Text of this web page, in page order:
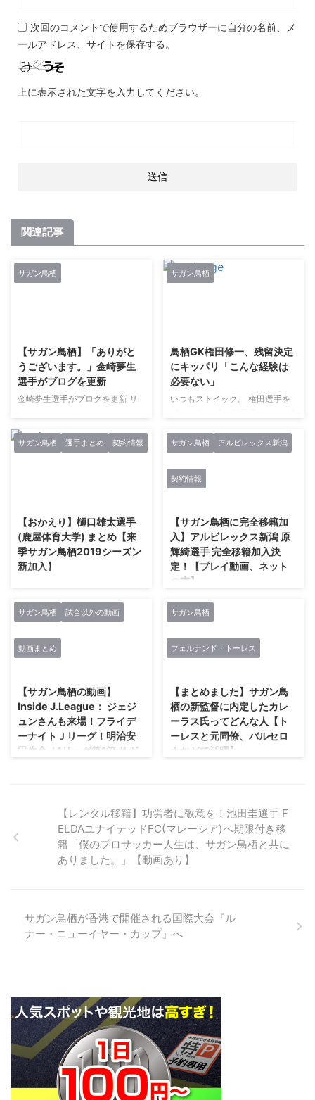
次回のコメントで使用するためブラウザーに自分の名前、メ
ールアドレス、サイトを保存する。
上に表示された文字を入力してください。
関連記事
サガン鳥栖
【サガン鳥栖】「ありがと
うございます。」金崎夢生
選手がブログを更新
金崎夢生選手がブログを更新 サ
ちは。 金崎夢生選手のブログが
更新されています。 今回のタイ
トルは、「ありがとうございま
りがとうございます。」
https://lineblog.me/kanazakimu/
archives/1982352.html
サガン鳥栖
鳥栖GK権田修一、残留決定
にキッパリ「こんな経験は
必要ない」
いつもストイック。 権田選手を
節 鹿島0-0鳥栖 カシマ] 勝ち点
41に5チームが並んだ薄氷の残留
劇。自身にとって9年ぶりのフル
タイム出場を果たしたサガン鳥栖
な経験は全く必要ないです」。試
合後、サポーターからはひときわ
大きな拍手と声援を送られていた
が、この評価に甘んじるつもりは
ないようだ。 「この順位で充実
ほうがいい」。厳しい残留争 ...
サガン鳥栖 選手まとめ 契約情報
【おかえり】樋口雄太選手
(鹿屋体育大学) まとめ【来
季サガン鳥栖2019シーズン
新加入】
all/status/10643797185043333
17 新加入の樋口雄太選手 2019シ
ーズンより樋口雄太選手(鹿屋体
育大学)のサガン鳥栖への新加入
手。 小中高をサガン鳥栖ユース
として過ごし、大学を経由して再
びクラブに戻ってきます。 中盤
のポジション争いが楽しみです。
リリースの通り、サガン鳥栖に入
サガン鳥栖 アルビレックス新潟
契約情報
【サガン鳥栖に完全移籍加
入】アルビレックス新潟 原
輝綺選手 完全移籍加入決
定！【プレイ動画、ネット
の声】
手の完全移籍加入が決定しまし
日本代表で、田川選手などとも共
にプレーしていました。 サイド
す。 サガン鳥栖は去年もオファ
ーを出しており、2年越しのラブ
コールが実った形です。 #原輝綺
選手の #サガン鳥栖 への完全移
https://t.co/icS9RIGRU1 [シーズ
ンパス ...
サガン鳥栖 試合以外の動画
動画まとめ
【サガン鳥栖の動画】
Inside J.League： ジェジ
ュンさんも来場！フライデ
ーナイトＪリーグ！明治安
田生命Ｊ1リーグ第1節 サガ
史上初の平日金曜開催の2018シ
ーズンの開幕戦 Jリーグ公式によ
る、2018年2月23日にベストア
メニティスタジアムで行われた明
治安田生命Ｊ1リーグ第1節サガン
ナイトＪリーグとして史上初の平
日金曜開催の2018シーズンの開
サガン鳥栖
フェルナンド・トーレス
【まとめました】サガン鳥
栖の新監督に内定したカレ
ーラス氏ってどんな人【ト
ーレスと元同僚、バルセロ
ナなどで活躍】
Ferrer）とは アトレティコ時代に
サガン鳥栖のフェルナンドトーレ
ス選手とチームメイトだったルイ
ス・カレーラス（Lluís Carreras
Ferrer）。 以下、海外のサイトソ
選手で、主に左ウィングの、守備
的なミッドフィールダーとしても
【レンタル移籍】功労者に敬意を！池田圭選手 F
ELDAユナイテッドFC(マレーシア)へ期限付き移
籍「僕のプロサッカー人生は、サガン鳥栖と共に
ありました。」【動画あり】
サガン鳥栖が香港で開催される国際大会『ル
ナー・ニューイヤー・カップ』へ